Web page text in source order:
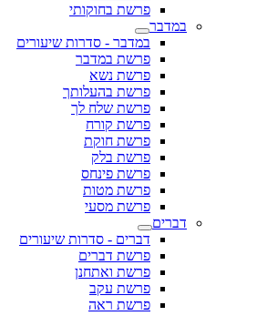
פרשת בחוקותי
במדבר
במדבר - סדרות שיעורים
פרשת במדבר
פרשת נשא
פרשת בהעלותך
פרשת שלח לך
פרשת קורח
פרשת חוקת
פרשת בלק
פרשת פינחס
פרשת מטות
פרשת מסעי
דברים
דברים - סדרות שיעורים
פרשת דברים
פרשת ואתחנן
פרשת עקב
פרשת ראה